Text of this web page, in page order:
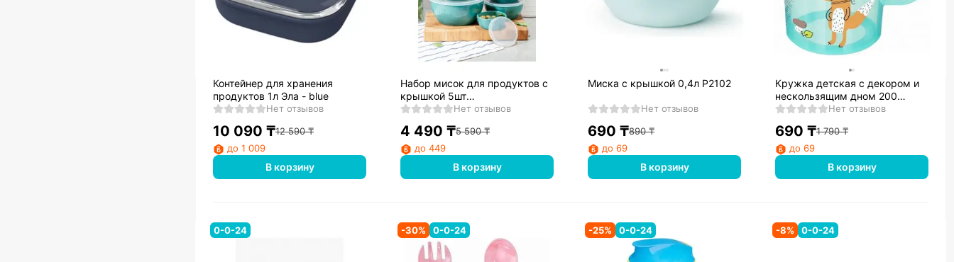
Контейнер для хранения
продуктов 1л Эла - blue
Нет отзывов
10 090 ₸12 590₸
до 1 009
В корзину
Набор мисок для продуктов с
крышкой 5шт
(0,2л+0,4л+0,7л+1л+1,7л)
Нет отзывов
4 490 ₸5 590₸
до 449
В корзину
Миска с крышкой 0,4л Р2102
Нет отзывов
690 ₸890₸
до 69
В корзину
Кружка детская с декором и
нескользящим дном 200
мл,431323309, Зеленый
Нет отзывов
690 ₸1 790₸
до 69
В корзину
0-0-24 -30% 0-0-24 -25% 0-0-24 -8% 0-0-24